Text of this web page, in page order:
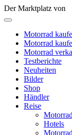
Der Marktplatz von
Motorrad
Motorrad
Motorrad
Testberichte
Neuheiten
Bilder
Shop
Händler
Reise
Hotels